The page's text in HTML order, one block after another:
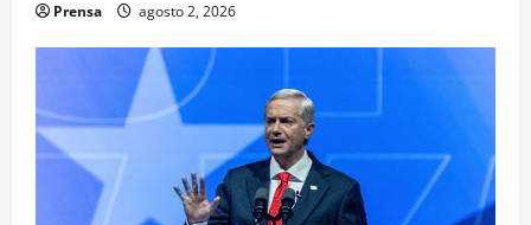
Prensa agosto 2, 2026